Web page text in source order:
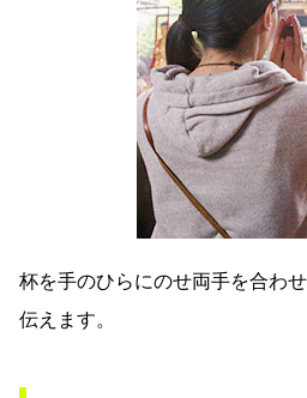
杯を手のひらにのせ両手を合わ
伝えます。